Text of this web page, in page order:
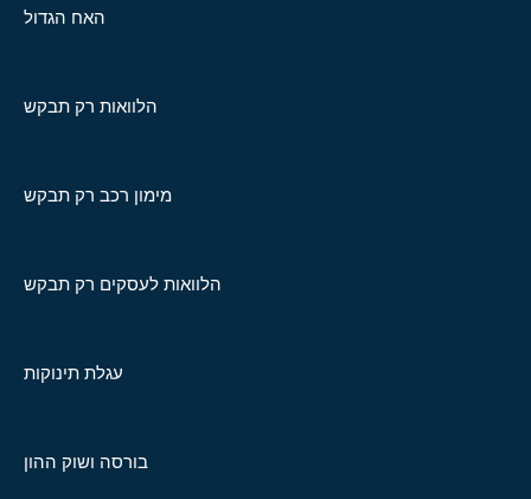
האח הגדול
הלוואות רק תבקש
מימון רכב רק תבקש
הלוואות לעסקים רק תבקש
עגלת תינוקות
בורסה ושוק ההון